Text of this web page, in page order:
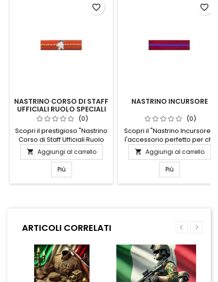
NASTRINO CORSO DI STAFF
UFFICIALI RUOLO SPECIALI
ARMI
(0)
Scopri il prestigioso "Nastrino
Corso di Staff Ufficiali Ruolo
Speciali Armi", un simbolo di
eccellenza e dedizione.
Questo nastrino rappresenta
il completamento di un
percorso formativo esclusivo,
con materiali di alta qualità, il
 Aggiungi al carrello
Più
favorite_border
NASTRINO INCURSORE
(0)
Scopri il "Nastrino Incursore",
l'accessorio perfetto per chi
ama distinguersi con stile.
Realizzato con materiali di
alta qualità, questo nastrino
unisce eleganza e
resistenza, ideale per ogni
di originalità e raffinatezza.
 Aggiungi al carrello
Più
favorite_border
ARTICOLI CORRELATI